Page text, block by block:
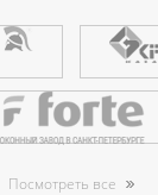
Посмотреть все